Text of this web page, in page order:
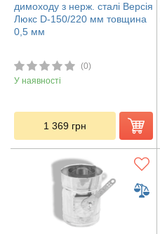
димоходу з нерж. сталі Версія
Люкс D-150/220 мм товщина
0,5 мм
(0)
У наявності
1 369 грн